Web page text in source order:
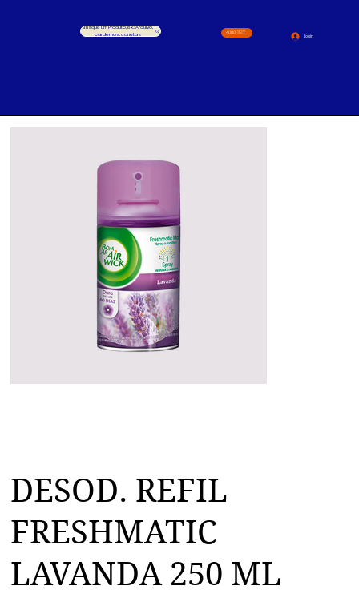
Busque um Produto, ex.: Arquivo,
cardernos, canetas
4000-1517
Login
DESOD. REFIL
FRESHMATIC
LAVANDA 250 ML